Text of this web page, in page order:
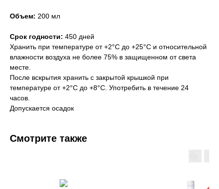
Объем: 200 мл
Срок годности: 450 дней
Хранить при температуре от +2°С до +25°С и относительной
влажности воздуха не более 75% в защищенном от света
месте.
После вскрытия хранить с закрытой крышкой при
температуре от +2°С до +8°С. Употребить в течение 24
часов.
Допускается осадок
Смотрите также